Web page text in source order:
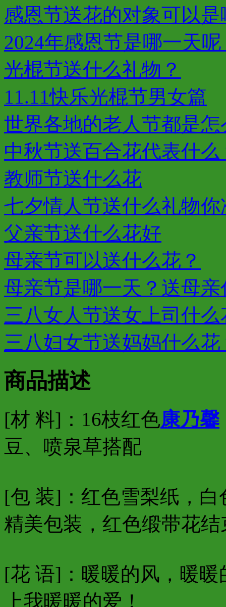
感恩节送花的对象可以是
2024年感恩节是哪一天
光棍节送什么礼物？
11.11快乐光棍节男女篇
世界各地的老人节都是怎
中秋节送百合花代表什么
教师节送什么花
七夕情人节送什么礼物
父亲节送什么花好
母亲节可以送什么花？
母亲节是哪一天？送母
三八女人节送女上司什么
三八妇女节送妈妈什么花
商品描述
[材 料]：16枝红色康乃馨
豆、喷泉草搭配
[包 装]：红色雪梨纸，
精美包装，红色缎带花结
[花 语]：暖暖的风，暖
上我暖暖的爱！